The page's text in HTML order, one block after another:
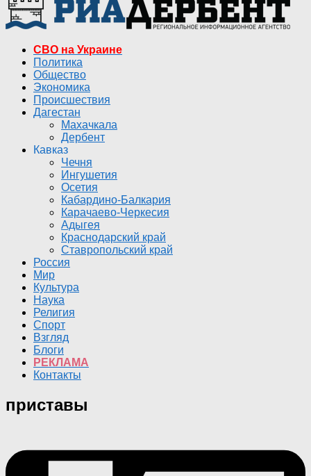
СВО на Украине
Политика
Общество
Экономика
Происшествия
Дагестан
Махачкала
Дербент
Кавказ
Чечня
Ингушетия
Осетия
Кабардино-Балкария
Карачаево-Черкесия
Адыгея
Краснодарский край
Ставропольский край
Россия
Мир
Культура
Наука
Религия
Спорт
Взгляд
Блоги
РЕКЛАМА
Контакты
приставы